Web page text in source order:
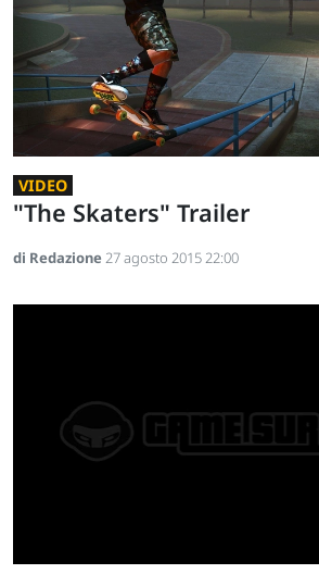
VIDEO
"The Skaters" Trailer
di Redazione27 agosto 2015 22:00